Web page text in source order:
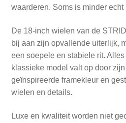
waarderen. Soms is minder echt
De 18-inch wielen van de
bij aan zijn opvallende uiterlijk,
een soepele en stabiele rit.
klassieke model valt op door
geïnspireerde framekleur en
wielen en details.
Luxe en kwaliteit worden niet